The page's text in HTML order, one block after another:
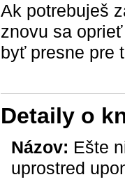
Ak potrebuješ
znovu sa
byť presne pre
Detaily o
Názov: Ešte
uprostred